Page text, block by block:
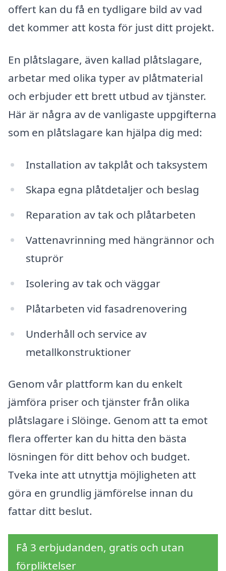
offert kan du få en tydligare bild av vad
det kommer att kosta för just ditt projekt.
En plåtslagare, även kallad plåtslagare,
arbetar med olika typer av plåtmaterial
och erbjuder ett brett utbud av tjänster.
Här är några av de vanligaste uppgifterna
som en plåtslagare kan hjälpa dig med:
Installation av takplåt och taksystem
Skapa egna plåtdetaljer och beslag
Reparation av tak och plåtarbeten
Vattenavrinning med hängrännor och
stuprör
Isolering av tak och väggar
Plåtarbeten vid fasadrenovering
Underhåll och service av
metallkonstruktioner
Genom vår plattform kan du enkelt
jämföra priser och tjänster från olika
plåtslagare i Slöinge. Genom att ta emot
flera offerter kan du hitta den bästa
lösningen för ditt behov och budget.
Tveka inte att utnyttja möjligheten att
göra en grundlig jämförelse innan du
fattar ditt beslut.
Få 3 erbjudanden, gratis och utan
förpliktelser